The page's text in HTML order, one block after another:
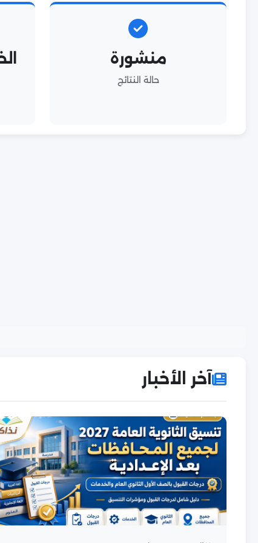
منشورة
حالة النتائج
آخر الأخبار